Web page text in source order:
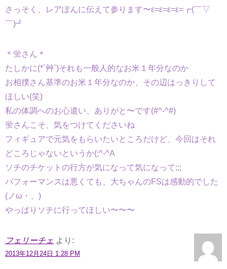
さっそく、レアぽんに伝えて参ります〜ε=ε=ε=ε=┏(￣▽
￣)┛
＊蛍さん＊
たしかに(*´艸`)それも一般人的なお米１年分なのか
お相撲さん基準のお米１年分なのか、その辺はっきりして
ほしい(笑)
私の体調へのお心遣い、ありがと〜です(#^-^#)
蛍さんこそ、気をつけてくださいね
フィギュアで元気をもらいたいところだけど、今回はそれ
どころじゃないというか(;^-^A
ソチのチケットの行方が気になって気になって;;;
パフォーマンスは悪くても、大ちゃんのFSは感動的でした
(ノω・、)
やっぱりソチに行ってほしい〜〜〜
フェリーチェ より:
2013年12月24日 1:28 PM